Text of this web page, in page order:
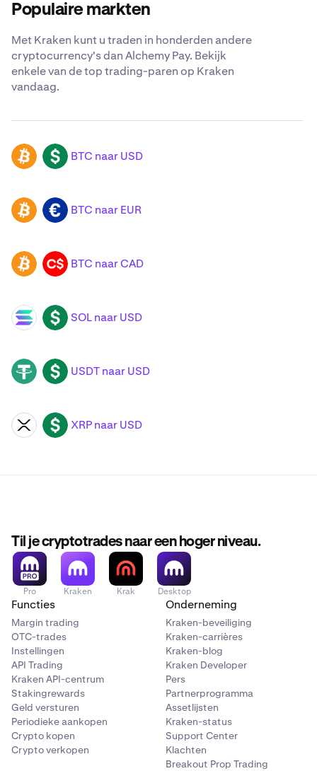
Populaire markten
Met Kraken kunt u traden in honderden andere
cryptocurrency's dan Alchemy Pay. Bekijk
enkele van de top trading-paren op Kraken
vandaag.
BTC USD BTC naar USD
BTC EUR BTC naar EUR
BTC CAD BTC naar CAD
SOL USD SOL naar USD
USDT USD USDT naar USD
XRP USD XRP naar USD
Til je cryptotrades naar een hoger niveau.
Pro Kraken Krak Desktop
Functies
Margin trading
OTC-trades
Instellingen
API Trading
Kraken API-centrum
Stakingrewards
Geld versturen
Periodieke aankopen
Crypto kopen
Crypto verkopen
Onderneming
Kraken-beveiliging
Kraken-carrières
Kraken-blog
Kraken Developer
Pers
Partnerprogramma
Assetlijsten
Kraken-status
Support Center
Klachten
Breakout Prop Trading